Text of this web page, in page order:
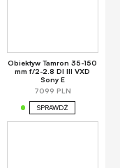
Obiektyw Tamron 35-150
mm f/2-2.8 DI III VXD
Sony E
7099 PLN
SPRAWDŹ